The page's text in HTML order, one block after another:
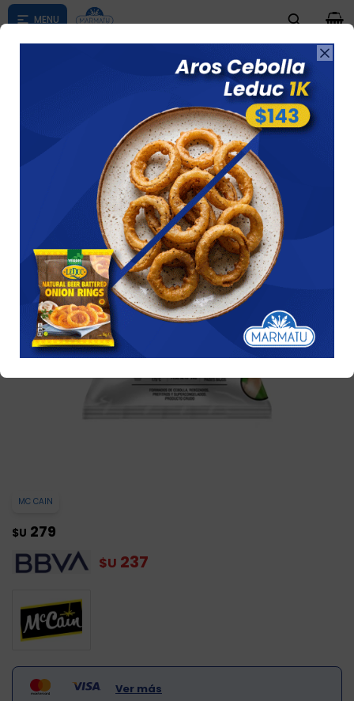

0

Mc Cain Aros De Cebolla Kilo
MC CAIN
$U 279
$U 237
Ver más